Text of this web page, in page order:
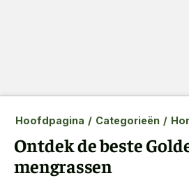
Hoofdpagina / Categorieën /
Ontdek de beste
mengrassen